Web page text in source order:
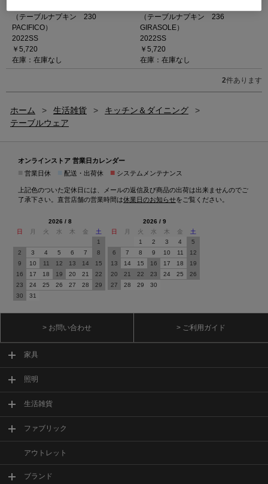
（テーブルナプキン 230
PACIFICO）
2022SS
￥5,720
在庫：在庫なし
（テーブルナプキン 236
GIRASOLE）
2022SS
￥5,720
在庫：在庫なし
2件あります
ホーム > 生活雑貨 > キッチン＆ダイニング
>
テーブルウェア
オンラインストア 営業日カレンダー
営業日休 配送・出荷休 ■ システムメンテナンス
上記色のついた定休日には、メールの返信及び商品の出荷は出来ませんのでご
了承下さい。直営店舗の営業時間は休業日のお知らせをご覧ください。
2026 / 8
日
月 火 水 木 金
土
1
2
3 4 5 6 7
8
9
10 11 12 13 14
15
16
17 18 19 20 21
22
23
24 25 26 27 28
29
30
31
2026 / 9
日
月 火 水 木 金
土
1
2 3 4
5
6
7 8 9 10 11
12
13
14 15 16 17 18
19
20
21 22 23 24 25
26
27
28 29 30
> お問い合わせ > ご利用ガイド
家具
照明
生活雑貨
ファブリック
アウトレット
ブランド